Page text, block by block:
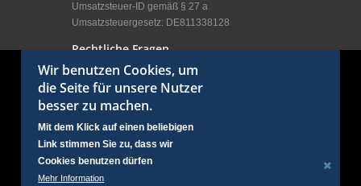
Umsatzsteuer-ID gemäß § 27 a
Umsatzsteuergesetz: DE811338128
Rechtliche Fragen
Impressum
Allgemeine Geschäftsbedingungen
Allgemeine Nutzungsbedingungen
Kundenbereich
Anmelden
Wir benutzen Cookies, um
die Seite für unsere Nutzer
besser zu machen.
Mit dem Klick auf einen beliebigen
Link stimmen Sie zu, dass wir
Cookies benutzen dürfen
Mehr Information